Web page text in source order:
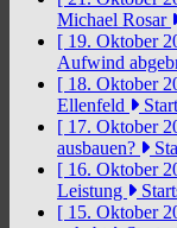
Michael Rosar
[ 19. Oktober
Aufwind
[ 18. Oktober
Ellenfeld
[ 17. Oktober
ausbauen?
[ 16. Oktober
Leistung
[ 15. Oktober